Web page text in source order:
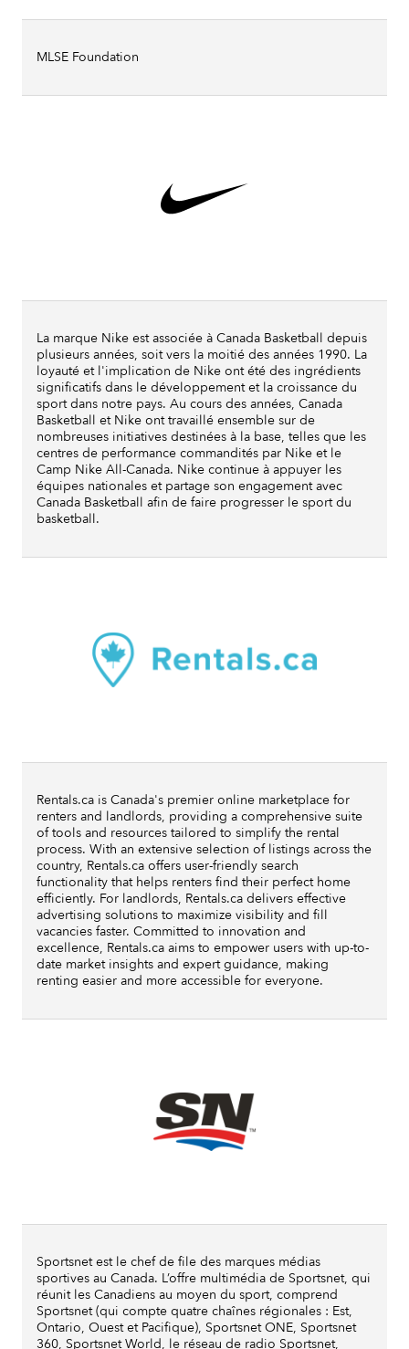
MLSE Foundation
La marque Nike est associée à Canada Basketball depuis
plusieurs années, soit vers la moitié des années 1990. La
loyauté et l'implication de Nike ont été des ingrédients
significatifs dans le développement et la croissance du
sport dans notre pays. Au cours des années, Canada
Basketball et Nike ont travaillé ensemble sur de
nombreuses initiatives destinées à la base, telles que les
centres de performance commandités par Nike et le
Camp Nike All-Canada. Nike continue à appuyer les
équipes nationales et partage son engagement avec
Canada Basketball afin de faire progresser le sport du
basketball.
Rentals.ca is Canada's premier online marketplace for
renters and landlords, providing a comprehensive suite
of tools and resources tailored to simplify the rental
process. With an extensive selection of listings across the
country, Rentals.ca offers user-friendly search
functionality that helps renters find their perfect home
efficiently. For landlords, Rentals.ca delivers effective
advertising solutions to maximize visibility and fill
vacancies faster. Committed to innovation and
excellence, Rentals.ca aims to empower users with up-to-
date market insights and expert guidance, making
renting easier and more accessible for everyone.
Sportsnet est le chef de file des marques médias
sportives au Canada. L’offre multimédia de Sportsnet, qui
réunit les Canadiens au moyen du sport, comprend
Sportsnet (qui compte quatre chaînes régionales : Est,
Ontario, Ouest et Pacifique), Sportsnet ONE, Sportsnet
360, Sportsnet World, le réseau de radio Sportsnet,